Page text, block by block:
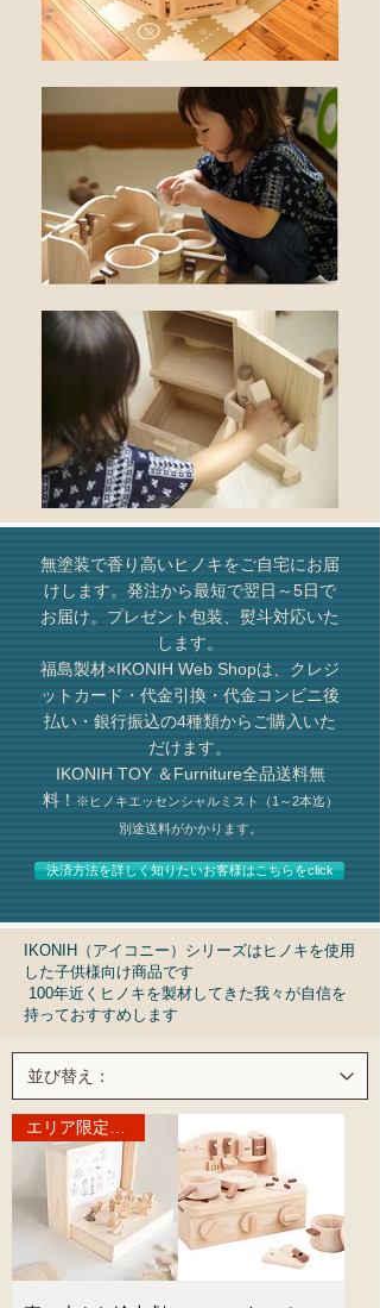
無塗装で香り高いヒノキをご自宅にお届
けします。発注から最短で翌日～5日で
お届け。プレゼント包装、熨斗対応いた
します。
​福島製材×IKONIH Web Shopは、クレジ
ットカード・代金引換・代金コンビニ後
払い・銀行振込の4種類からご購入いた
だけます。
​​IKONIH TOY ＆Furniture全品送料無
料！ ※ヒノキエッセンシャルミスト（1～2本迄）
別途送料がかかります。
決済方法を詳しく知りたいお客様はこちらをclick
IKONIH（アイコニー）シリーズはヒノキを使用
した子供様向け商品です
100年近くヒノキを製材してきた我々が自信を
持っておすすめします